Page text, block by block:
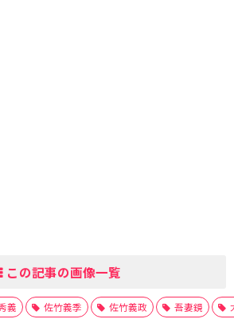
この記事の画像一覧
義 佐竹義季 佐竹義政 吾妻鏡